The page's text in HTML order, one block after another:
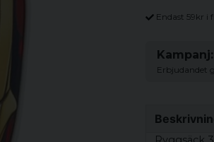
Endast 59kr i
Erbjudandet